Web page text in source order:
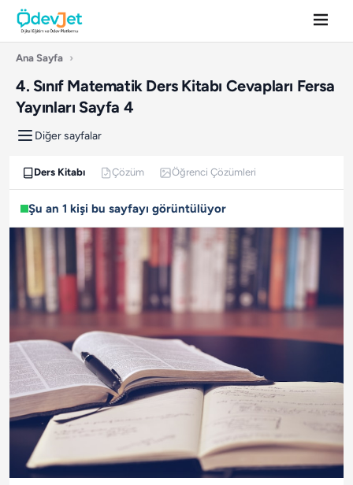
Ana Sayfa ›
4. Sınıf Matematik Ders Kitabı Cevapları Fersa
Yayınları Sayfa 4
Diğer sayfalar
Ders Kitabı Çözüm Öğrenci Çözümleri
Şu an 1 kişi bu sayfayı görüntülüyor